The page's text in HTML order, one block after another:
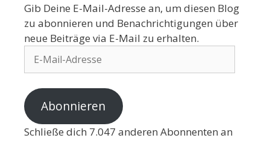
Gib Deine E-Mail-Adresse an, um diesen Blog
zu abonnieren und Benachrichtigungen über
neue Beiträge via E-Mail zu erhalten.
Abonnieren
Schließe dich 7.047 anderen Abonnenten an